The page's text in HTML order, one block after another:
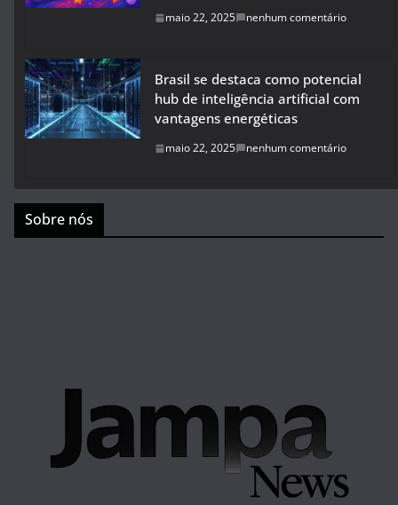
maio 22, 2025 nenhum comentário
Brasil se destaca como potencial
hub de inteligência artificial com
vantagens energéticas
maio 22, 2025 nenhum comentário
Sobre nós